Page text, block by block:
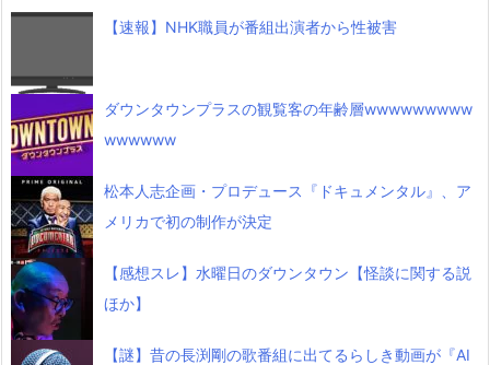
【速報】NHK職員が番組出演者から性被害
ダウンタウンプラスの観覧客の年齢層wwwwwwwww
wwwwww
松本人志企画・プロデュース『ドキュメンタル』、ア
メリカで初の制作が決定
【感想スレ】水曜日のダウンタウン【怪談に関する説
ほか】
【謎】昔の長渕剛の歌番組に出てるらしき動画が『AI